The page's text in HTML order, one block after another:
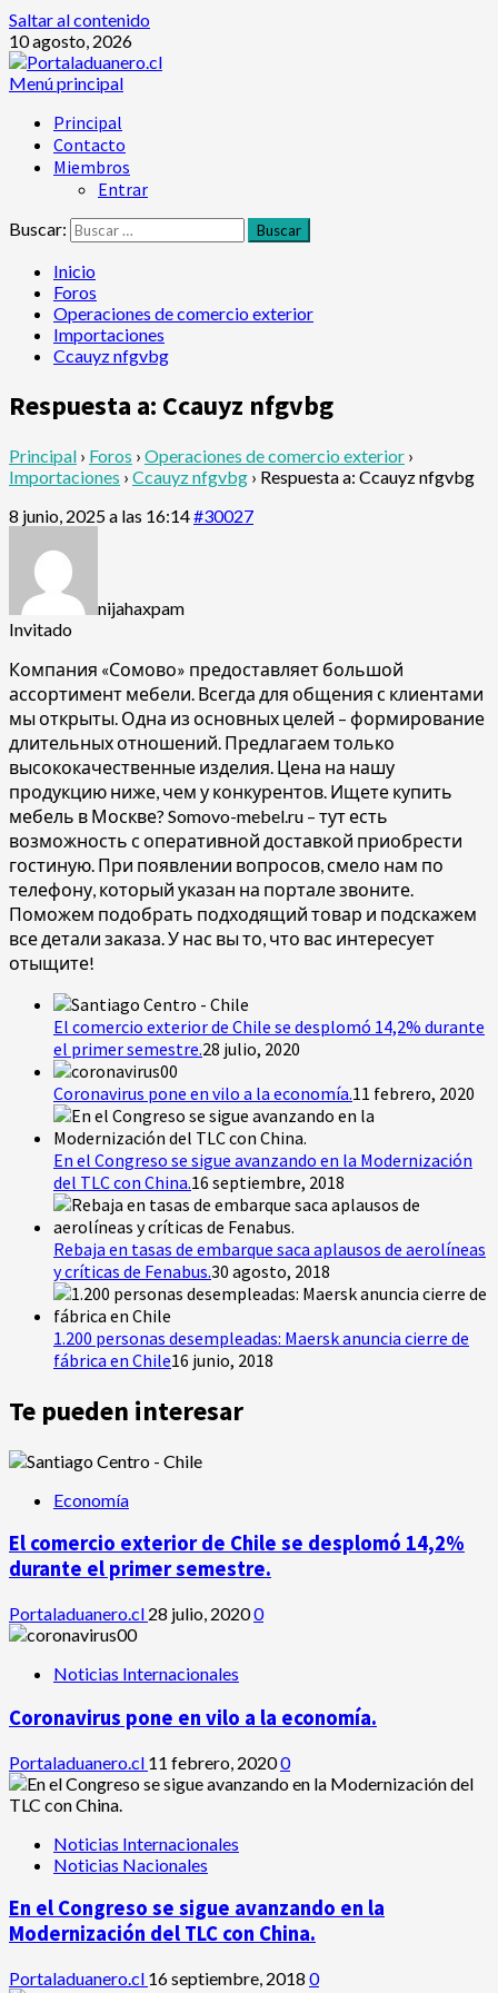
Saltar al contenido
10 agosto, 2026
Menú principal
Principal
Contacto
Miembros
Entrar
Buscar:
Inicio
Foros
Operaciones de comercio exterior
Importaciones
Ccauyz nfgvbg
Respuesta a: Ccauyz nfgvbg
Principal › Foros › Operaciones de comercio exterior ›
Importaciones › Ccauyz nfgvbg › Respuesta a: Ccauyz nfgvbg
8 junio, 2025 a las 16:14#30027
nijahaxpam
Invitado
Компания «Сомово» предоставляет большой
ассортимент мебели. Всегда для общения с клиентами
мы открыты. Одна из основных целей – формирование
длительных отношений. Предлагаем только
высококачественные изделия. Цена на нашу
продукцию ниже, чем у конкурентов. Ищете купить
мебель в Москве? Somovo-mebel.ru – тут есть
возможность с оперативной доставкой приобрести
гостиную. При появлении вопросов, смело нам по
телефону, который указан на портале звоните.
Поможем подобрать подходящий товар и подскажем
все детали заказа. У нас вы то, что вас интересует
отыщите!
El comercio exterior de Chile se desplomó 14,2% durante
el primer semestre.28 julio, 2020
Coronavirus pone en vilo a la economía.11 febrero, 2020
En el Congreso se sigue avanzando en la Modernización
del TLC con China.16 septiembre, 2018
Rebaja en tasas de embarque saca aplausos de aerolíneas
y críticas de Fenabus.30 agosto, 2018
1.200 personas desempleadas: Maersk anuncia cierre de
fábrica en Chile16 junio, 2018
Te pueden interesar
Economía
El comercio exterior de Chile se desplomó 14,2%
durante el primer semestre.
Portaladuanero.cl 28 julio, 20200
Noticias Internacionales
Coronavirus pone en vilo a la economía.
Portaladuanero.cl 11 febrero, 20200
Noticias Internacionales
Noticias Nacionales
En el Congreso se sigue avanzando en la
Modernización del TLC con China.
Portaladuanero.cl 16 septiembre, 2018 0